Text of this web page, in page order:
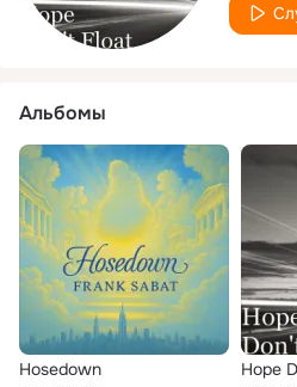
Альбомы
Hosedown Hope